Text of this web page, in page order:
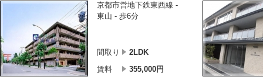
京都市営地下鉄東西線 -
東山 - 歩6分
間取り
2LDK
賃料
355,000円